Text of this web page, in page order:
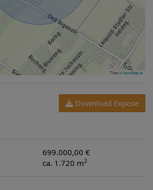
Tiles ©basemap.at
Download Expose
699.000,00 €
ca. 1.720 m2